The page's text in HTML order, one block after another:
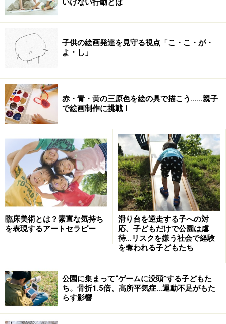
子供の絵画発達を見守る視点「こ・こ・が・
よ・し」
赤・青・黄の三原色を絵の具で描こう……親子
で絵画制作に挑戦！
臨床美術とは？素直な気持ち
を表現するアートセラピー
滑り台を逆走する子への対
応、子どもだけで公園は虐
待…リスクを嫌う社会で経験
を奪われる子どもたち
公園に集まって“ゲームに没頭”する子どもた
ち。骨折1.5倍、高所平気症…運動不足がもた
らす影響